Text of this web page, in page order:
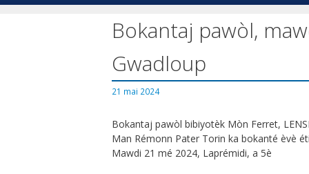
Bokantaj pawòl,
Gwadloup
21 mai 2024
Bokantaj pawòl bibiyotèk Mòn Ferret,
Man Rémonn Pater Torin ka bokanté èvè
Mawdi 21 mé 2024, Laprémidi, a 5è